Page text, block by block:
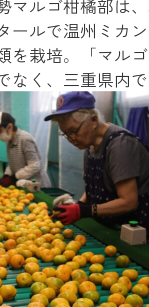
マルゴ柑橘部は
ールで温州ミカ
を栽培。「マル
なく、三重県内